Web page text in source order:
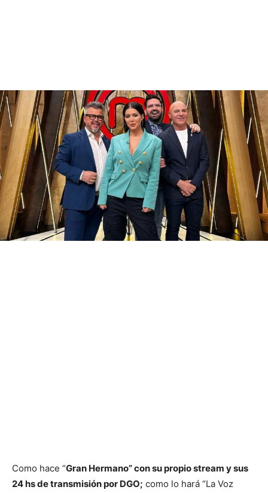
Como hace “Gran Hermano” con su propio stream y sus
24 hs de transmisión por DGO; como lo hará “La Voz